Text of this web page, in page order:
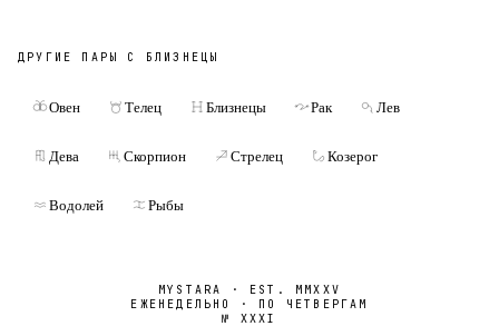
ДРУГИЕ ПАРЫ С БЛИЗНЕЦЫ
Овен Телец Близнецы Рак Лев
Дева Скорпион Стрелец Козерог
Водолей Рыбы
MYSTARA · EST. MMXXV
ЕЖЕНЕДЕЛЬНО · ПО ЧЕТВЕРГАМ
№ XXXI